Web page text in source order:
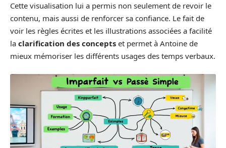
Cette visualisation lui a permis non seulement de revoir le
contenu, mais aussi de renforcer sa confiance. Le fait de
voir les règles écrites et les illustrations associées a facilité
la clarification des concepts et permet à Antoine de
mieux mémoriser les différents usages des temps verbaux.